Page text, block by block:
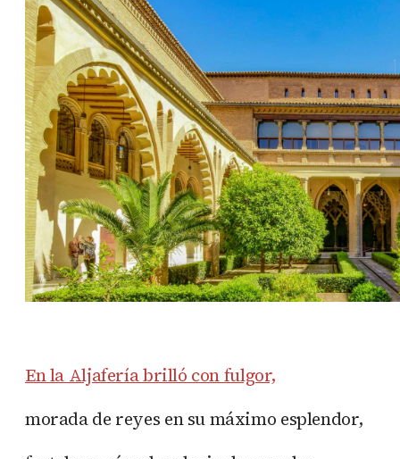
En la Aljafería brilló con fulgor,
morada de reyes en su máximo esplendor,